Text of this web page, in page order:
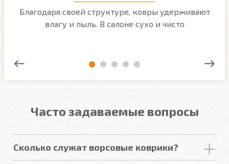
Благодаря своей структуре, ковры удерживают
влагу и пыль. В салоне сухо и чисто
Часто задаваемые вопросы
Сколько служат ворсовые коврики?